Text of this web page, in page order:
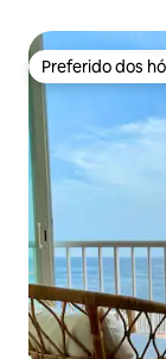
Preferido dos
Preferido dos